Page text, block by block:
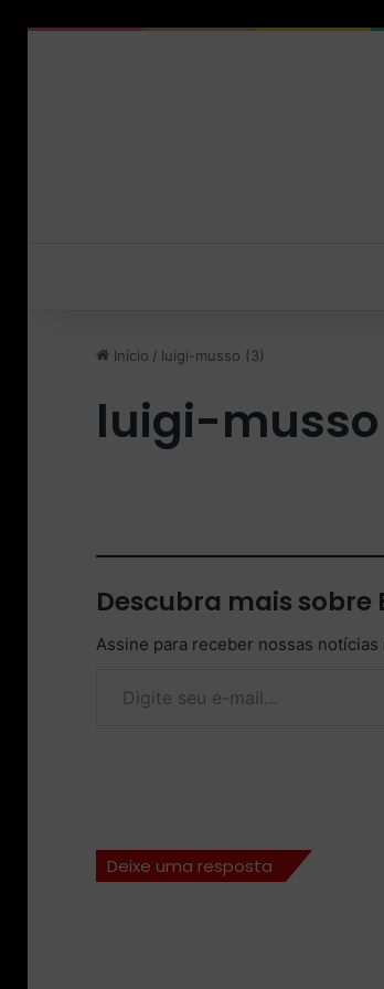
Início / luigi-musso (3)
luigi-
Descubra mais
Assine para receber nossas notícias
Deixe uma resposta